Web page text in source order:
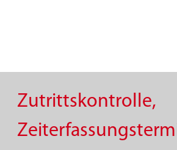
Zutrittskontrolle,